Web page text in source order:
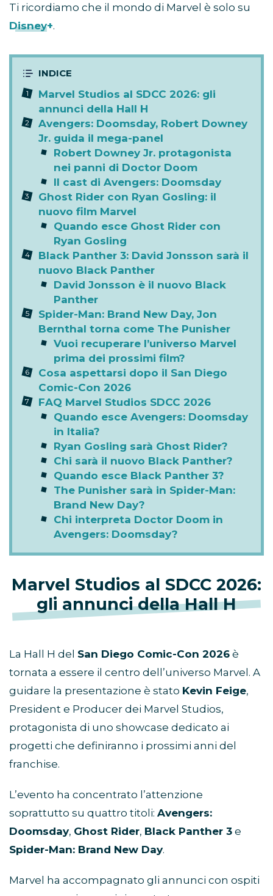
Ti ricordiamo che il mondo di Marvel è solo su
Disney+.
Marvel Studios al SDCC 2026: gli
annunci della Hall H
Avengers: Doomsday, Robert Downey
Jr. guida il mega-panel
Robert Downey Jr. protagonista
nei panni di Doctor Doom
Il cast di Avengers: Doomsday
Ghost Rider con Ryan Gosling: il
nuovo film Marvel
Quando esce Ghost Rider con
Ryan Gosling
Black Panther 3: David Jonsson sarà il
nuovo Black Panther
David Jonsson è il nuovo Black
Panther
Spider-Man: Brand New Day, Jon
Bernthal torna come The Punisher
Vuoi recuperare l’universo Marvel
prima dei prossimi film?
Cosa aspettarsi dopo il San Diego
Comic-Con 2026
FAQ Marvel Studios SDCC 2026
Quando esce Avengers: Doomsday
in Italia?
Ryan Gosling sarà Ghost Rider?
Chi sarà il nuovo Black Panther?
Quando esce Black Panther 3?
The Punisher sarà in Spider-Man:
Brand New Day?
Chi interpreta Doctor Doom in
Avengers: Doomsday?
Marvel Studios al SDCC 2026:
gli annunci della Hall H
La Hall H del San Diego Comic-Con 2026 è
tornata a essere il centro dell’universo Marvel. A
guidare la presentazione è stato Kevin Feige,
President e Producer dei Marvel Studios,
protagonista di uno showcase dedicato ai
progetti che definiranno i prossimi anni del
franchise.
L’evento ha concentrato l’attenzione
soprattutto su quattro titoli: Avengers:
Doomsday, Ghost Rider, Black Panther 3 e
Spider-Man: Brand New Day.
Marvel ha accompagnato gli annunci con ospiti